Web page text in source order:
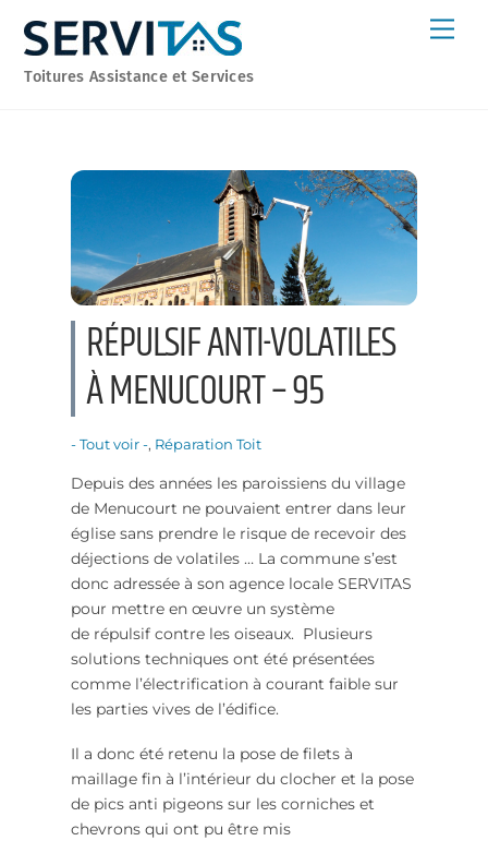
content
Toitures Assistance et Services
RÉPULSIF ANTI-VOLATILES
À MENUCOURT – 95
- Tout voir -, Réparation Toit
Depuis des années les paroissiens du village
de Menucourt ne pouvaient entrer dans leur
église sans prendre le risque de recevoir des
déjections de volatiles … La commune s’est
donc adressée à son agence locale SERVITAS
pour mettre enœuvre un système
de répulsif contre les oiseaux. Plusieurs
solutions techniques ont été présentées
comme l’électrification à courant faible sur
les parties vives de l’édifice.
Il a donc été retenu la pose de filets à
maillage fin à l’intérieur du clocher et la pose
de pics anti pigeons sur les corniches et
chevrons qui ont pu être mis